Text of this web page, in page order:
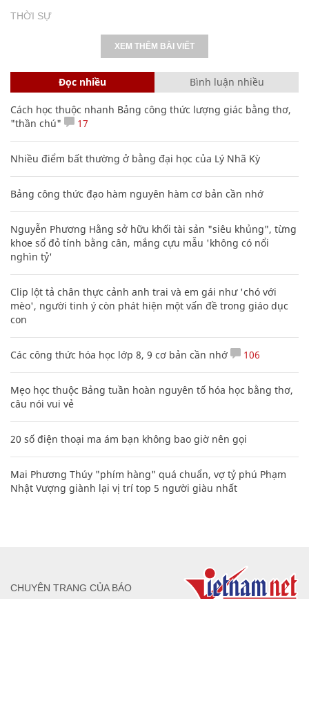
THỜI SỰ
XEM THÊM BÀI VIẾT
Đọc nhiều Bình luận nhiều
Cách học thuộc nhanh Bảng công thức lượng giác bằng thơ,
"thần chú"
17
Nhiều điểm bất thường ở bằng đại học của Lý Nhã Kỳ
Bảng công thức đạo hàm nguyên hàm cơ bản cần nhớ
Nguyễn Phương Hằng sở hữu khối tài sản "siêu khủng", từng
khoe sổ đỏ tính bằng cân, mắng cựu mẫu 'không có nổi
nghìn tỷ'
Clip lột tả chân thực cảnh anh trai và em gái như 'chó với
mèo', người tinh ý còn phát hiện một vấn đề trong giáo dục
con
Các công thức hóa học lớp 8, 9 cơ bản cần nhớ 106
Mẹo học thuộc Bảng tuần hoàn nguyên tố hóa học bằng thơ,
câu nói vui vẻ
20 số điện thoại ma ám bạn không bao giờ nên gọi
Mai Phương Thúy "phím hàng" quá chuẩn, vợ tỷ phú Phạm
Nhật Vượng giành lại vị trí top 5 người giàu nhất
CHUYÊN TRANG CỦA BÁO